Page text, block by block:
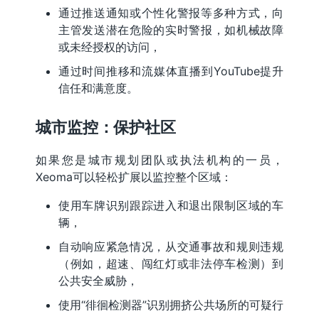
通过推送通知或个性化警报等多种方式，向
主管发送潜在危险的实时警报，如机械故障
或未经授权的访问，
通过时间推移和流媒体直播到YouTube提升
信任和满意度。
城市监控：保护社区
如果您是城市规划团队或执法机构的一员，
Xeoma可以轻松扩展以监控整个区域：
使用车牌识别跟踪进入和退出限制区域的车
辆，
自动响应紧急情况，从交通事故和规则违规
（例如，超速、闯红灯或非法停车检测）到
公共安全威胁，
使用“徘徊检测器”识别拥挤公共场所的可疑行